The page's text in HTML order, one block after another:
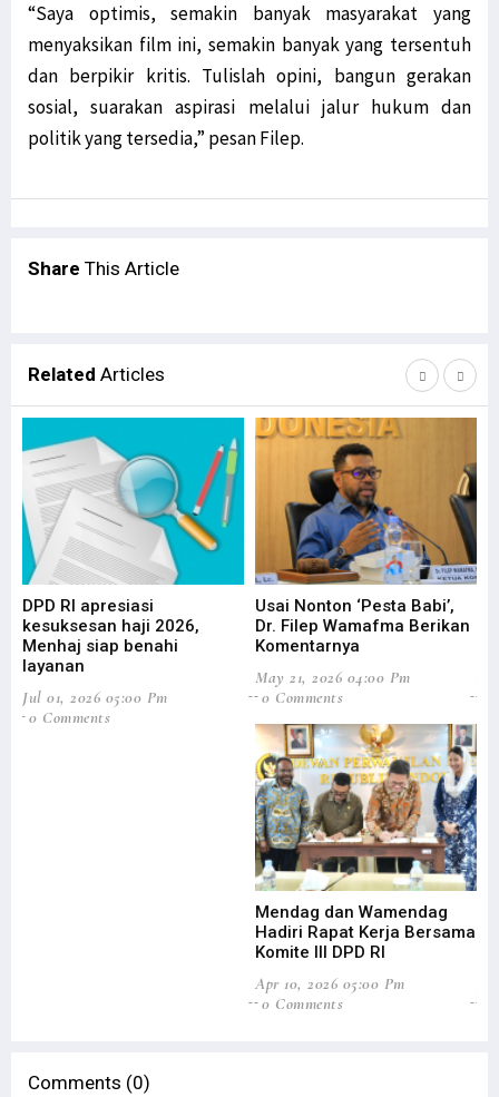
“Saya optimis, semakin banyak masyarakat yang
menyaksikan film ini, semakin banyak yang tersentuh
dan berpikir kritis. Tulislah opini, bangun gerakan
sosial, suarakan aspirasi melalui jalur hukum dan
politik yang tersedia,” pesan Filep.
Share This Article
Related Articles
DPD RI apresiasi
kesuksesan haji 2026,
Menhaj siap benahi
layanan
Jul 01, 2026 05:00 Pm
0 Comments
Usai Nonton ‘Pesta Babi’,
Dr. Filep Wamafma Berikan
Komentarnya
May 21, 2026 04:00 Pm
0 Comments
Mendag dan Wamendag
Hadiri Rapat Kerja Bersama
Komite III DPD RI
Apr 10, 2026 05:00 Pm
0 Comments
Comments (0)